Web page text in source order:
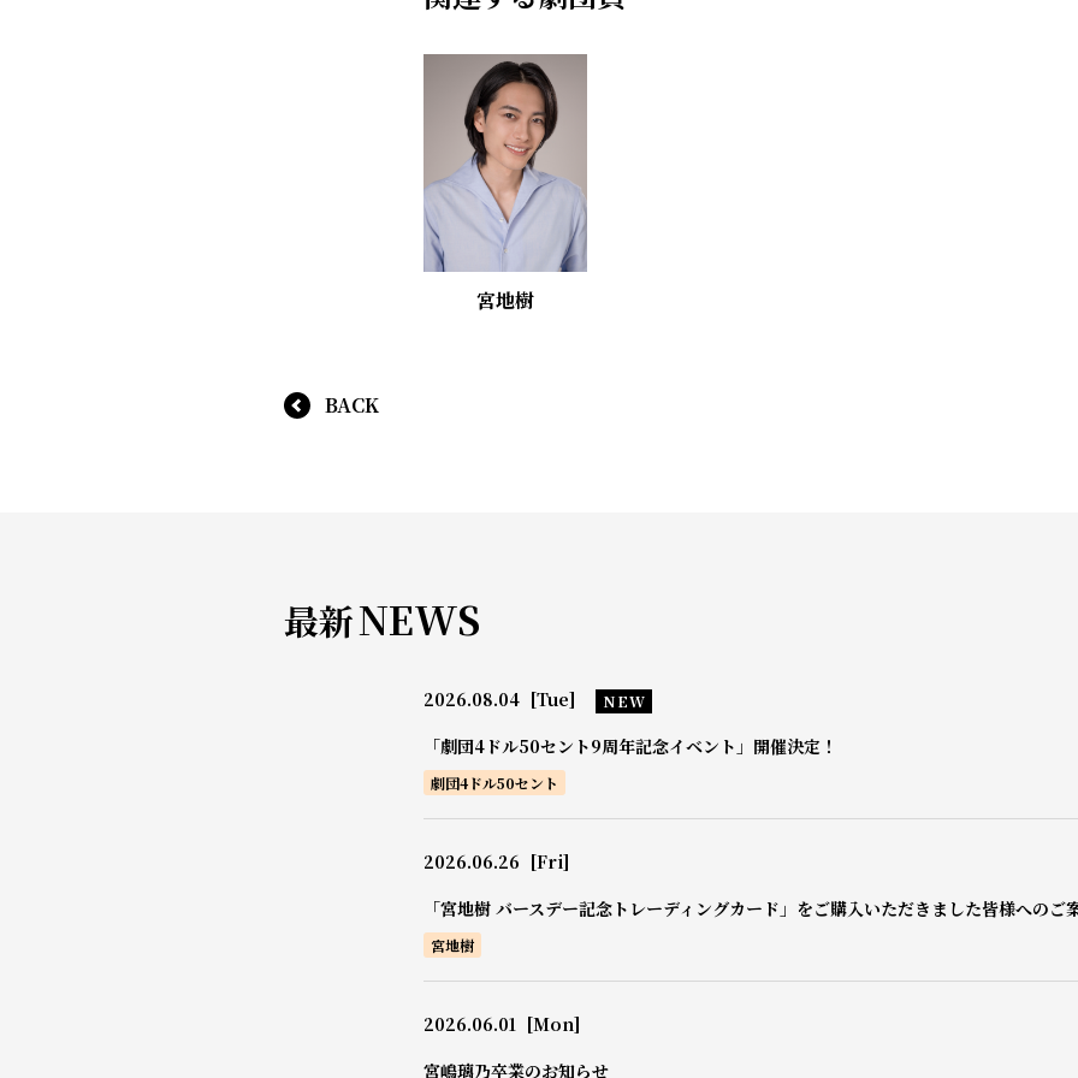
宮地樹
BACK
最新NEWS
2026.08.04 [Tue] NEW
「劇団4ドル50セント9周年記念イベント」開催決定！
劇団4ドル50セント
2026.06.26 [Fri]
「宮地樹 バースデー記念トレーディングカード」をご購入いただきました皆様へのご
宮地樹
2026.06.01 [Mon]
宮嶋璃乃卒業のお知らせ